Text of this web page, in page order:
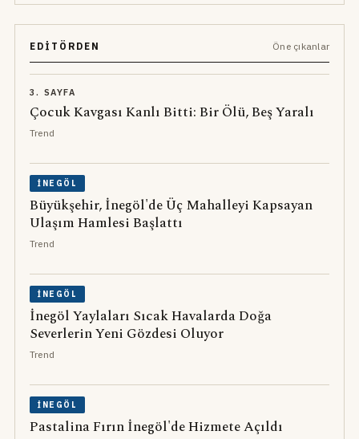
EDITÖRDEN Öne çıkanlar
3. SAYFA
Çocuk Kavgası Kanlı Bitti: Bir Ölü, Beş Yaralı
Trend
İNEGÖL
Büyükşehir, İnegöl'de Üç Mahalleyi Kapsayan
Ulaşım Hamlesi Başlattı
Trend
İNEGÖL
İnegöl Yaylaları Sıcak Havalarda Doğa
Severlerin Yeni Gözdesi Oluyor
Trend
İNEGÖL
Pastalina Fırın İnegöl'de Hizmete Açıldı